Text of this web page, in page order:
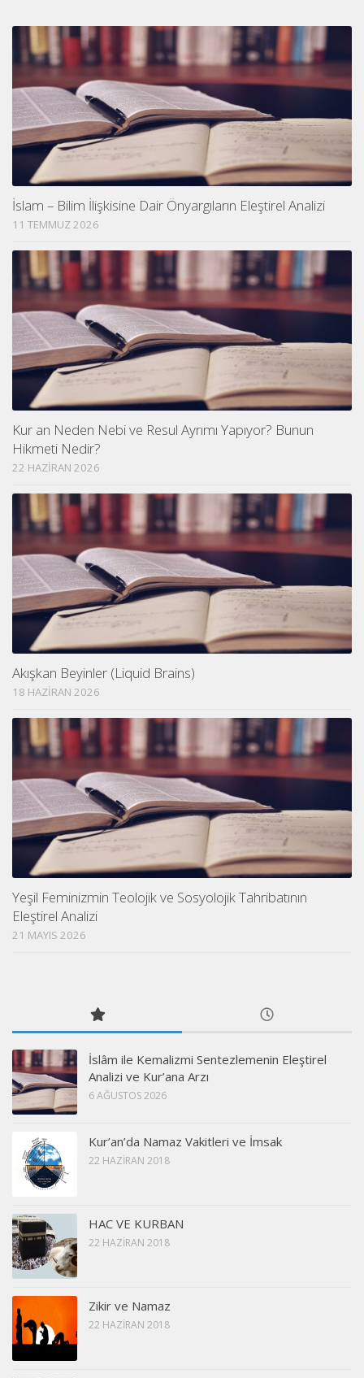
İslam – Bilim İlişkisine Dair Önyargıların Eleştirel Analizi
11 TEMMUZ 2026
Kur an Neden Nebi ve Resul Ayrımı Yapıyor? Bunun
Hikmeti Nedir?
22 HAZIRAN 2026
Akışkan Beyinler (Liquid Brains)
18 HAZIRAN 2026
Yeşil Feminizmin Teolojik ve Sosyolojik Tahribatının
Eleştirel Analizi
21 MAYIS 2026
İslâm ile Kemalizmi Sentezlemenin Eleştirel
Analizi ve Kur’ana Arzı
6 AĞUSTOS 2026
Kur’an’da Namaz Vakitleri ve İmsak
22 HAZIRAN 2018
HAC VE KURBAN
22 HAZIRAN 2018
Zikir ve Namaz
22 HAZIRAN 2018